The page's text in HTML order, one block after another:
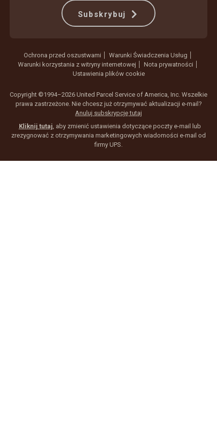
Subskrybuj
Ochrona przed oszustwami
Warunki Świadczenia Usług
Warunki korzystania z witryny internetowej
Nota prywatności
Ustawienia plików cookie
Copyright ©1994–2026 United Parcel Service of America, Inc. Wszelkie
prawa zastrzeżone. Nie chcesz już otrzymywać aktualizacji e-mail?
Anuluj subskrypcję tutaj
Kliknij tutaj , aby zmienić ustawienia dotyczące poczty e-mail lub
zrezygnować z otrzymywania marketingowych wiadomości e-mail od
firmy UPS.